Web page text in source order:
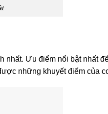
nhất. Ưu điểm nổi bật nhất
những khuyết điểm của